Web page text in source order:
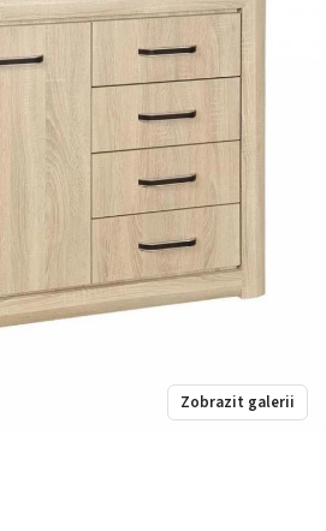
Zobrazit galerii